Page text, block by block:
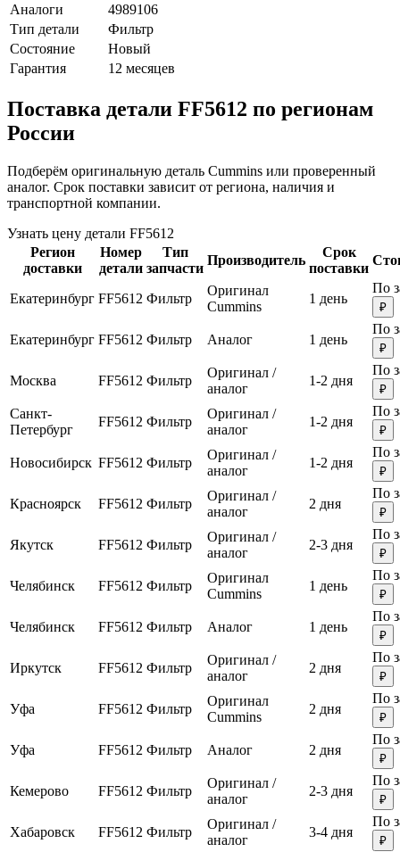
Аналоги
4989106
Тип детали
Фильтр
Состояние
Новый
Гарантия
12 месяцев
Поставка детали FF5612 по регионам
России
Подберём оригинальную деталь Cummins или проверенный
аналог. Срок поставки зависит от региона, наличия и
транспортной компании.
Узнать цену детали FF5612
Регион
доставки
Номер
детали
Тип
запчасти
Производитель
Срок
поставки
Екатеринбург FF5612 Фильтр
Оригинал
Cummins
1 день
По
₽
Екатеринбург FF5612 Фильтр Аналог 1 день
По
₽
Москва FF5612 Фильтр
Оригинал /
аналог
1-2 дня
По
₽
Санкт-
Петербург
FF5612 Фильтр
Оригинал /
аналог
1-2 дня
По
₽
Новосибирск FF5612 Фильтр
Оригинал /
аналог
1-2 дня
По
₽
Красноярск FF5612 Фильтр
Оригинал /
аналог
2 дня
По
₽
Якутск FF5612 Фильтр
Оригинал /
аналог
2-3 дня
По
₽
Челябинск FF5612 Фильтр
Оригинал
Cummins
1 день
По
₽
Челябинск FF5612 Фильтр Аналог 1 день
По
₽
Иркутск FF5612 Фильтр
Оригинал /
аналог
2 дня
По
₽
Уфа FF5612 Фильтр
Оригинал
Cummins
2 дня
По
₽
Уфа FF5612 Фильтр Аналог 2 дня
По
₽
Кемерово FF5612 Фильтр
Оригинал /
аналог
2-3 дня
По
₽
Хабаровск FF5612 Фильтр
Оригинал /
аналог
3-4 дня
По
₽